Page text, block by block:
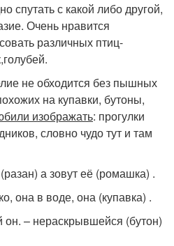
спутать с какой либо другой,
Очень нравится
различных птиц-
не обходится без пышных
на купавки, бутоны,
изображать: прогулки
словно чудо тут и там
а зовут её (ромашка) .
она в воде, она (купавка) .
он. – нераскрывшейся (бутон)